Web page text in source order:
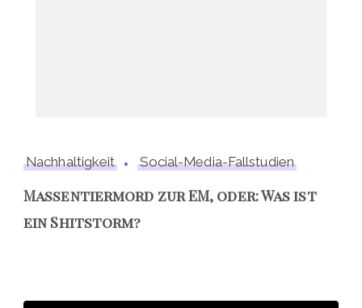
Nachhaltigkeit Social-Media-Fallstudien
Massentiermord zur EM, oder: Was ist
ein Shitstorm?